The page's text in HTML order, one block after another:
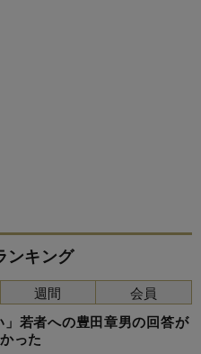
ンキング
」若者への豊田章男の回答が
った
週間 会員